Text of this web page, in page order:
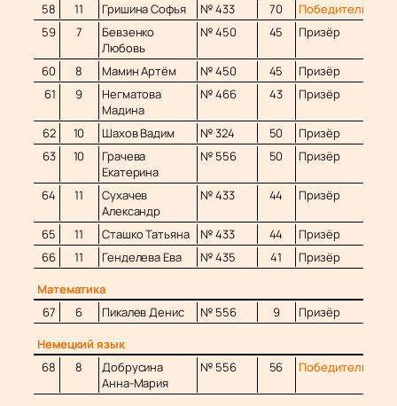
58 11 Гришина Софья № 433 70
Победитель
59
7
Бевзенко
Любовь
№ 450 45 Призёр
60 8 Мамин Артём № 450 45
Призёр
61
9
Негматова
Мадина
№ 466 43 Призёр
62 10 Шахов Вадим № 324 50
Призёр
63
10
Грачева
Екатерина
№ 556 50 Призёр
64 11
Сухачев
Александр
№ 433 44 Призёр
65 11 Сташко Татьяна № 433 44
Призёр
66
11 Генделева Ева № 435 41
Призёр
Математика
67
6 Пикалев Денис № 556 9
Призёр
Немецкий язык
68
8
Добрусина
Анна-Мария
№ 556 56 Победитель